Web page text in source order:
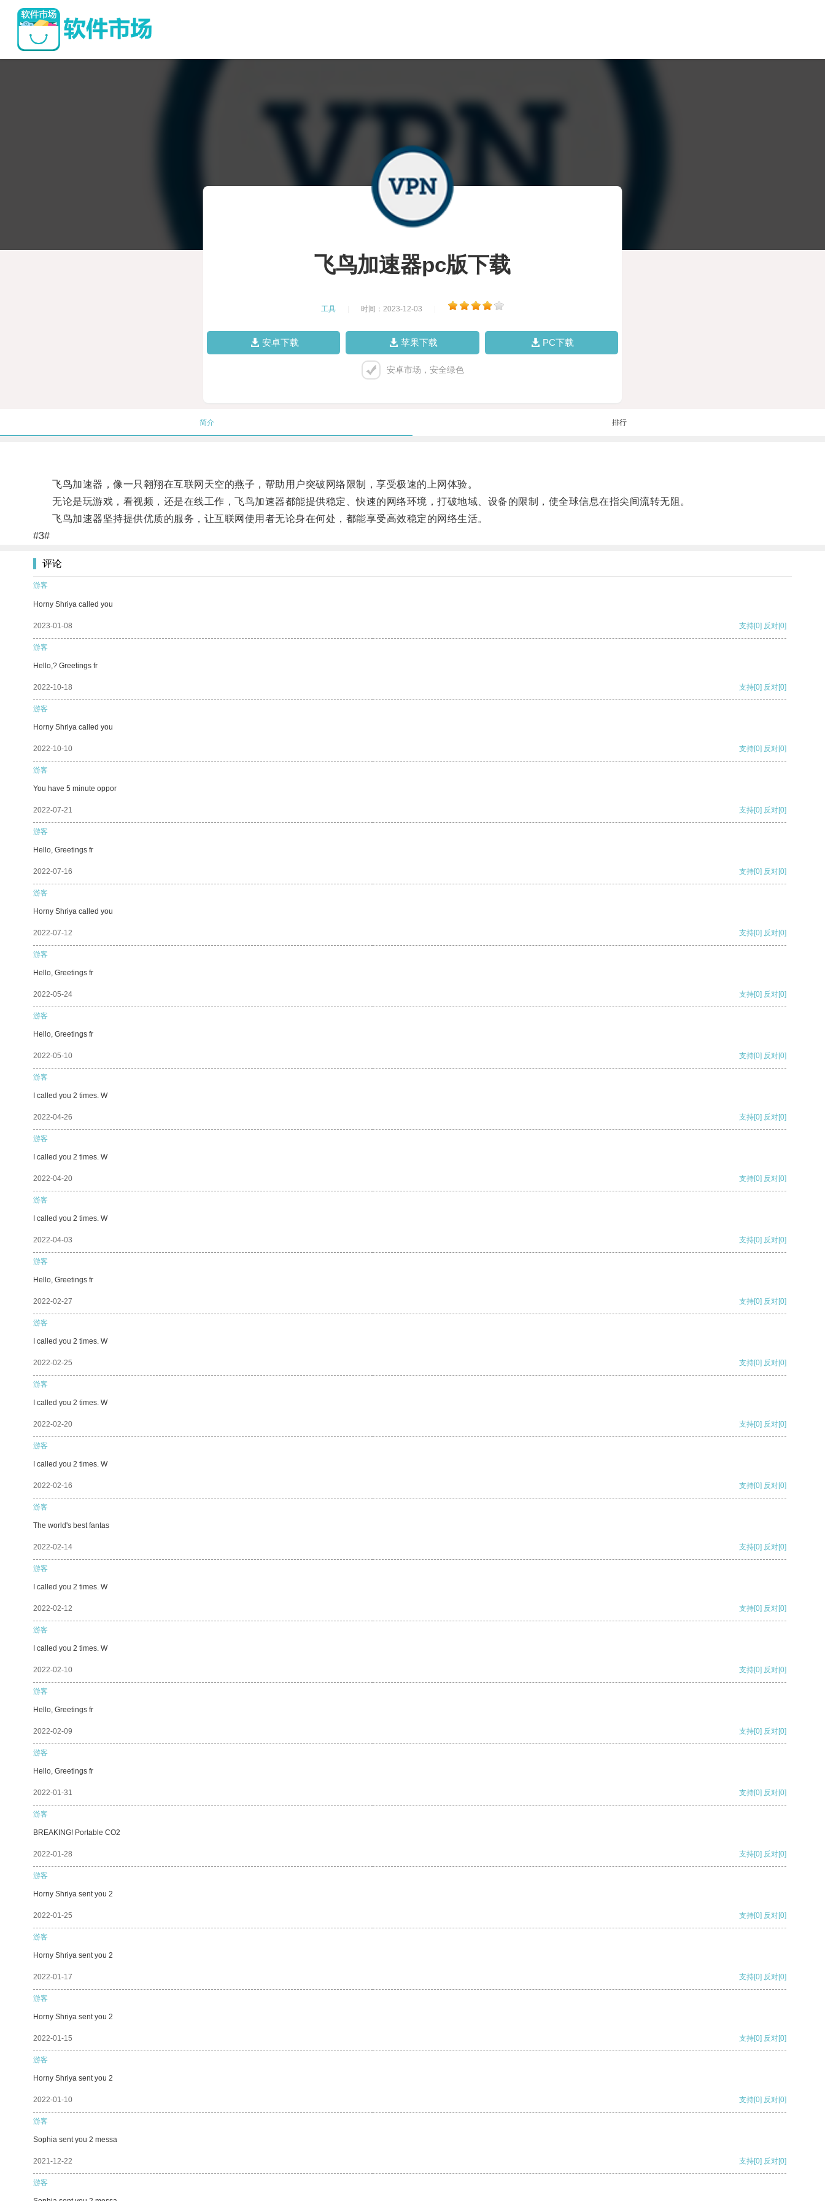
飞鸟加速器pc版下载
工具 时间：2023-12-03
安卓下载 苹果下载 PC下载
安卓市场，安全绿色
简介 排行
飞鸟加速器，像一只翱翔在互联网天空的燕子，帮助用户突破网络限制，享受极速的上网体验。
无论是玩游戏，看视频，还是在线工作，飞鸟加速器都能提供稳定、快速的网络环境，打破地域、设备的限制，使全球信息在指尖间流转无阻。
飞鸟加速器坚持提供优质的服务，让互联网使用者无论身在何处，都能享受高效稳定的网络生活。
#3#
评论
游客
Horny Shriya called you
2023-01-08 支持[0] 反对[0]
游客
Hello,? Greetings fr
2022-10-18 支持[0] 反对[0]
游客
Horny Shriya called you
2022-10-10 支持[0] 反对[0]
游客
You have 5 minute oppor
2022-07-21 支持[0] 反对[0]
游客
Hello, Greetings fr
2022-07-16 支持[0] 反对[0]
游客
Horny Shriya called you
2022-07-12 支持[0] 反对[0]
游客
Hello, Greetings fr
2022-05-24 支持[0] 反对[0]
游客
Hello, Greetings fr
2022-05-10 支持[0] 反对[0]
游客
I called you 2 times. W
2022-04-26 支持[0] 反对[0]
游客
I called you 2 times. W
2022-04-20 支持[0] 反对[0]
游客
I called you 2 times. W
2022-04-03 支持[0] 反对[0]
游客
Hello, Greetings fr
2022-02-27 支持[0] 反对[0]
游客
I called you 2 times. W
2022-02-25 支持[0] 反对[0]
游客
I called you 2 times. W
2022-02-20 支持[0] 反对[0]
游客
I called you 2 times. W
2022-02-16 支持[0] 反对[0]
游客
The world's best fantas
2022-02-14 支持[0] 反对[0]
游客
I called you 2 times. W
2022-02-12 支持[0] 反对[0]
游客
I called you 2 times. W
2022-02-10 支持[0] 反对[0]
游客
Hello, Greetings fr
2022-02-09 支持[0] 反对[0]
游客
Hello, Greetings fr
2022-01-31 支持[0] 反对[0]
游客
BREAKING! Portable CO2
2022-01-28 支持[0] 反对[0]
游客
Horny Shriya sent you 2
2022-01-25 支持[0] 反对[0]
游客
Horny Shriya sent you 2
2022-01-17 支持[0] 反对[0]
游客
Horny Shriya sent you 2
2022-01-15 支持[0] 反对[0]
游客
Horny Shriya sent you 2
2022-01-10 支持[0] 反对[0]
游客
Sophia sent you 2 messa
2021-12-22 支持[0] 反对[0]
游客